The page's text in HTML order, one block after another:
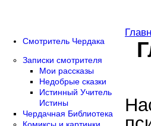
Смотритель Чердака
Записки смотрителя
Мои рассказы
Недобрые сказки
Истинный Учитель
Истины
Чердачная Библиотека